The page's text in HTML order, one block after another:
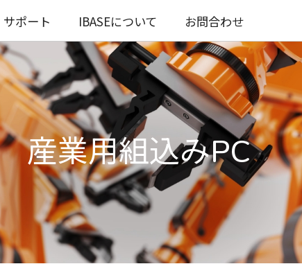
サポート IBASEについて お問合わせ
産業用組込みPC